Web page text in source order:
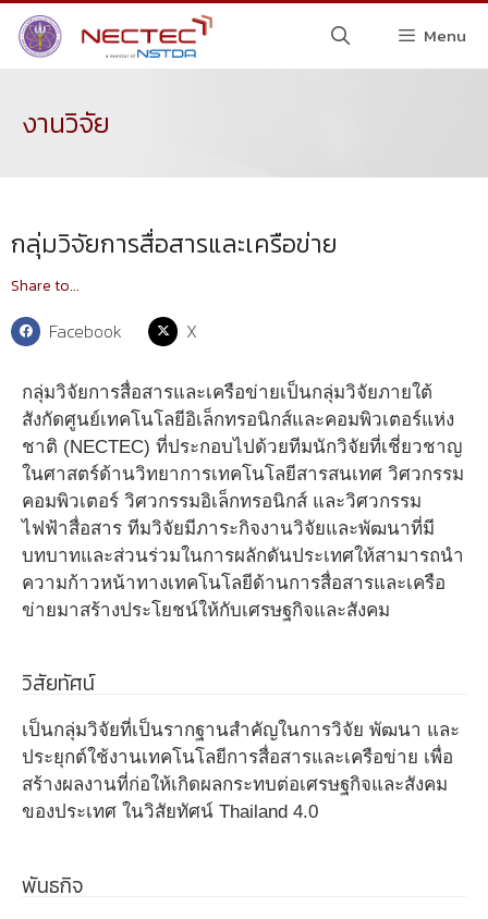
Menu
งานวิจัย
กลุ่มวิจัยการสื่อสารและเครือข่าย
Share to...
Facebook X
กลุ่มวิจัยการสื่อสารและเครือข่ายเป็นกลุ่มวิจัยภายใต้
สังกัดศูนย์เทคโนโลยีอิเล็กทรอนิกส์และคอมพิวเตอร์แห่ง
ชาติ (NECTEC) ที่ประกอบไปด้วยทีมนักวิจัยที่เชี่ยวชาญ
ในศาสตร์ด้านวิทยาการเทคโนโลยีสารสนเทศ วิศวกรรม
คอมพิวเตอร์ วิศวกรรมอิเล็กทรอนิกส์ และวิศวกรรม
ไฟฟ้าสื่อสาร ทีมวิจัยมีภาระกิจงานวิจัยและพัฒนาที่มี
บทบาทและส่วนร่วมในการผลักดันประเทศให้สามารถนำ
ความก้าวหน้าทางเทคโนโลยีด้านการสื่อสารและเครือ
ข่ายมาสร้างประโยชน์ให้กับเศรษฐกิจและสังคม
วิสัยทัศน์
เป็นกลุ่มวิจัยที่เป็นรากฐานสำคัญในการวิจัย พัฒนา และ
ประยุกต์ใช้งานเทคโนโลยีการสื่อสารและเครือข่าย เพื่อ
สร้างผลงานที่ก่อให้เกิดผลกระทบต่อเศรษฐกิจและสังคม
ของประเทศ ในวิสัยทัศน์ Thailand 4.0
พันธกิจ